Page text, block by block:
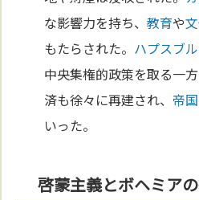
な影響力を持ち、教育や
もたらされた。 ハプスブ
中央集権的政策を取る一
済も徐々に再建され、 帝国
いった。
啓蒙主義とボヘミア